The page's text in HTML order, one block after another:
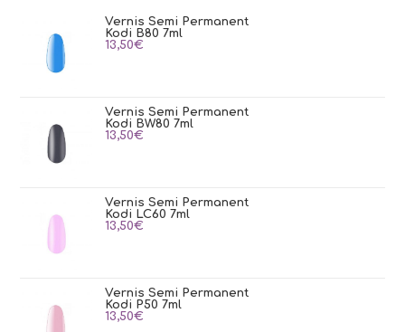
Vernis Semi Permanent
Kodi B80 7ml
13,50€
Vernis Semi Permanent
Kodi BW80 7ml
13,50€
Vernis Semi Permanent
Kodi LC60 7ml
13,50€
Vernis Semi Permanent
Kodi P50 7ml
13,50€